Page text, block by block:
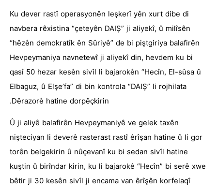
Ku dever rastî operasyonên leşkerî yên xurt dibe di
navbera rêxistina “çeteyên DAIŞ” ji aliyekî, û milîsên
“hêzên demokratîk ên Sûriyê” de bi piştgiriya balafirên
Hevpeymaniya navnetewî ji aliyekî din, hevdem ku bi
qasî 50 hezar kesên sivîl li bajarokên “Hecîn, El-sûsa û
Elbaguz, û Elşe’fa” di bin kontrola “DAIŞ” li rojhilata
Dêrazorê hatine dorpêçkirin.
Û ji aliyê balafirên Hevpeymaniyê ve gelek taxên
nişteciyan li deverê rasterast rastî êrîşan hatine û li gor
torên belgekirin û nûçevanî ku bi sedan sivîl hatine
kuştin û birîndar kirin, ku li bajarokê “Hecîn” bi serê xwe
bêtir ji 30 kesên sivîl ji encama van êrîşên korfelaqî